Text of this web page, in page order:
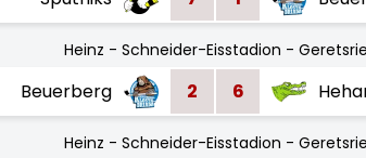
Heinz - Schneider-Eisstadion -
Beuerberg 2 6
Heinz - Schneider-Eisstadion -